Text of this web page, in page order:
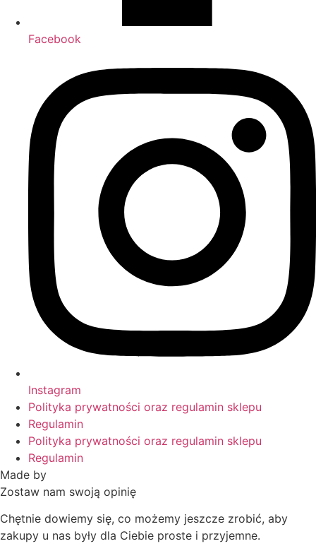
Facebook
Instagram
Polityka prywatności oraz regulamin sklepu
Regulamin
Polityka prywatności oraz regulamin sklepu
Regulamin
Made by
Zostaw nam swoją opinię
Chętnie dowiemy się, co możemy jeszcze zrobić, aby
zakupy u nas były dla Ciebie proste i przyjemne.